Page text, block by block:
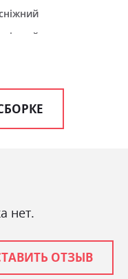
сніжний
ДСП з МДФ
нет.
ОТЗЫВ